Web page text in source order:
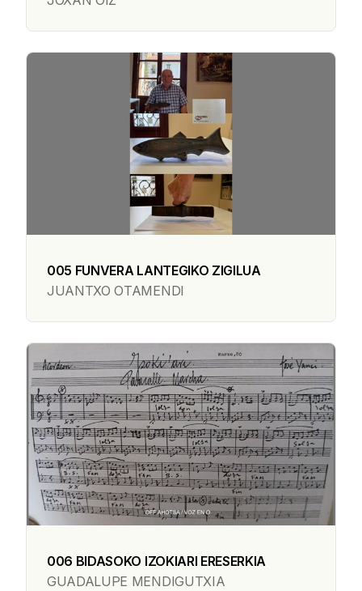
005 FUNVERA LANTEGIKO ZIGILUA
JUANTXO OTAMENDI
006 BIDASOKO IZOKIARI ERESERKIA
GUADALUPE MENDIGUTXIA